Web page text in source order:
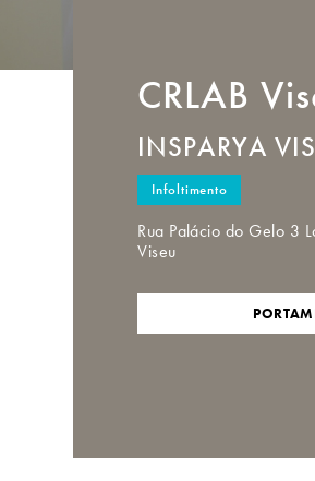
CRLAB
INSPARYA
Infoltimento
Rua Palácio do Gelo 3
Viseu